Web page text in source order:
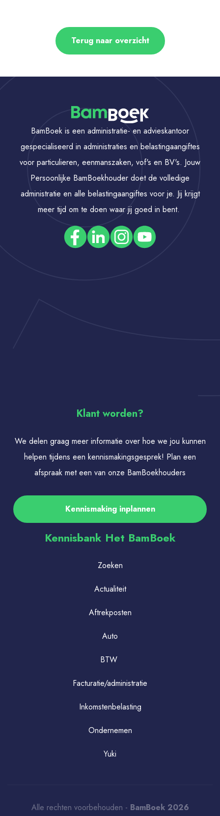
Terug naar overzicht
BamBoek is een administratie- en advieskantoor
gespecialiseerd in administraties en belastingaangiftes
voor particulieren, eenmanszaken, vof's en BV's. Jouw
Persoonlijke BamBoekhouder doet de volledige
administratie en alle belastingaangiftes voor je. Jij krijgt
meer tijd om te doen waar jij goed in bent.
Klant worden?
We delen graag meer informatie over hoe we jou kunnen
helpen tijdens een kennismakingsgesprek! Plan een
afspraak met een van onze BamBoekhouders
Kennismaking inplannen
Kennisbank Het BamBoek
Zoeken
Actualiteit
Aftrekposten
Auto
BTW
Facturatie/administratie
Inkomstenbelasting
Ondernemen
Yuki
Alle rechten voorbehouden - BamBoek 2026